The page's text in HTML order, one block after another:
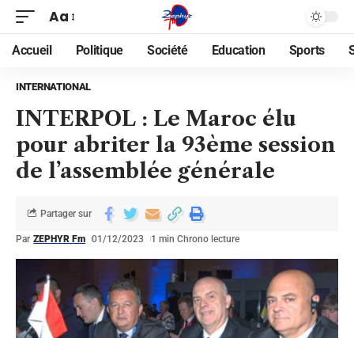
Aa
Accueil Politique Société Education Sports
INTERNATIONAL
INTERPOL : Le Maroc élu
pour abriter la 93ème session
de l’assemblée générale
Par ZEPHYR Fm 01/12/2023 1 min Chrono lecture
Partager sur